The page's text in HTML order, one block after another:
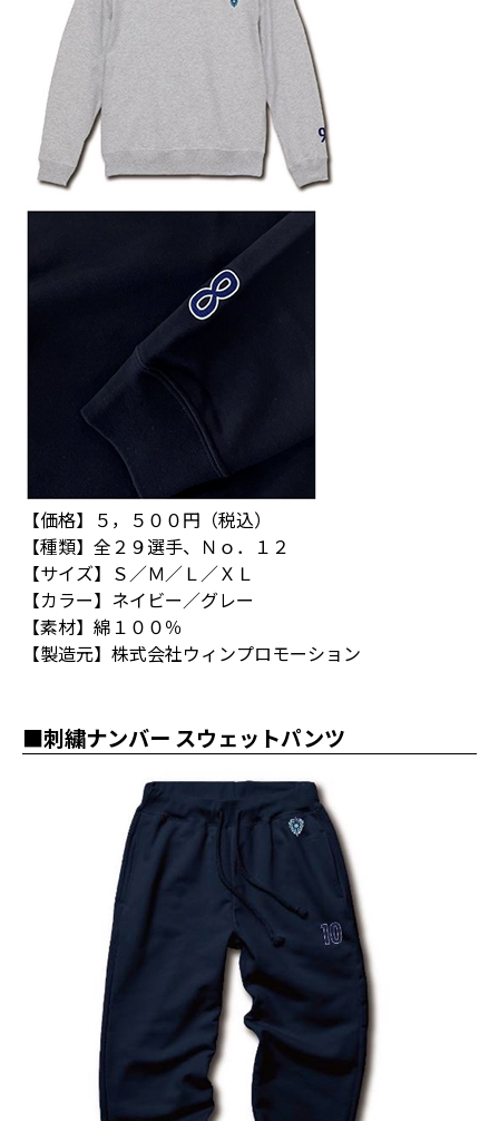
【価格】５，５００円（税込）
【種類】全２９選手、Ｎｏ．１２
【サイズ】Ｓ／Ｍ／Ｌ／ＸＬ
【カラー】ネイビー／グレー
【素材】綿１００％
【製造元】株式会社ウィンプロモーション
■刺繍ナンバー スウェットパンツ